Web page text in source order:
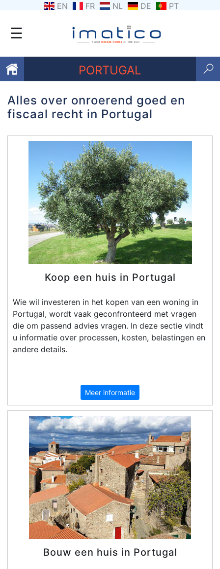
EN FR NL DE PT
☰
PORTUGAL
Favorieten
Contacten
Voorwaarden
Getuigenissen
Rechten
onroerend
Alles over onroerend goed en
fiscaal recht in Portugal
Koop een huis in Portugal
Wie wil investeren in het kopen van een woning in
Portugal, wordt vaak geconfronteerd met vragen
die om passend advies vragen. In deze sectie vindt
u informatie over processen, kosten, belastingen en
andere details.
Meer informatie
Bouw een huis in Portugal